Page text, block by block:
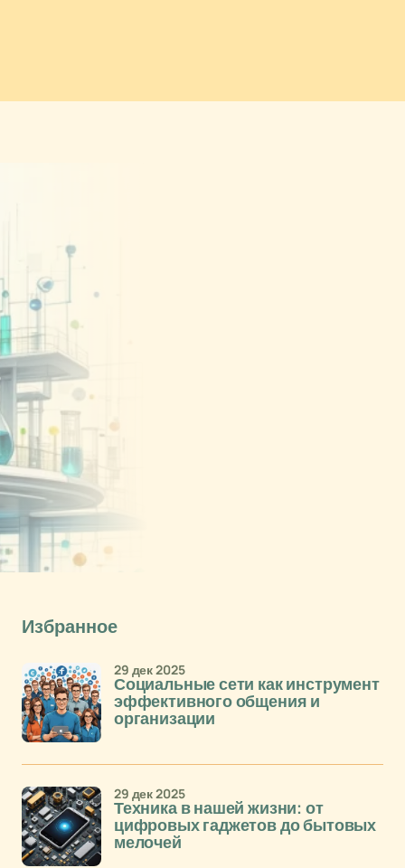
Избранное
Социальные сети как инструмент
эффективного общения и
организации
29 дек 2025
Техника в нашей жизни: от
цифровых гаджетов до бытовых
мелочей
29 дек 2025